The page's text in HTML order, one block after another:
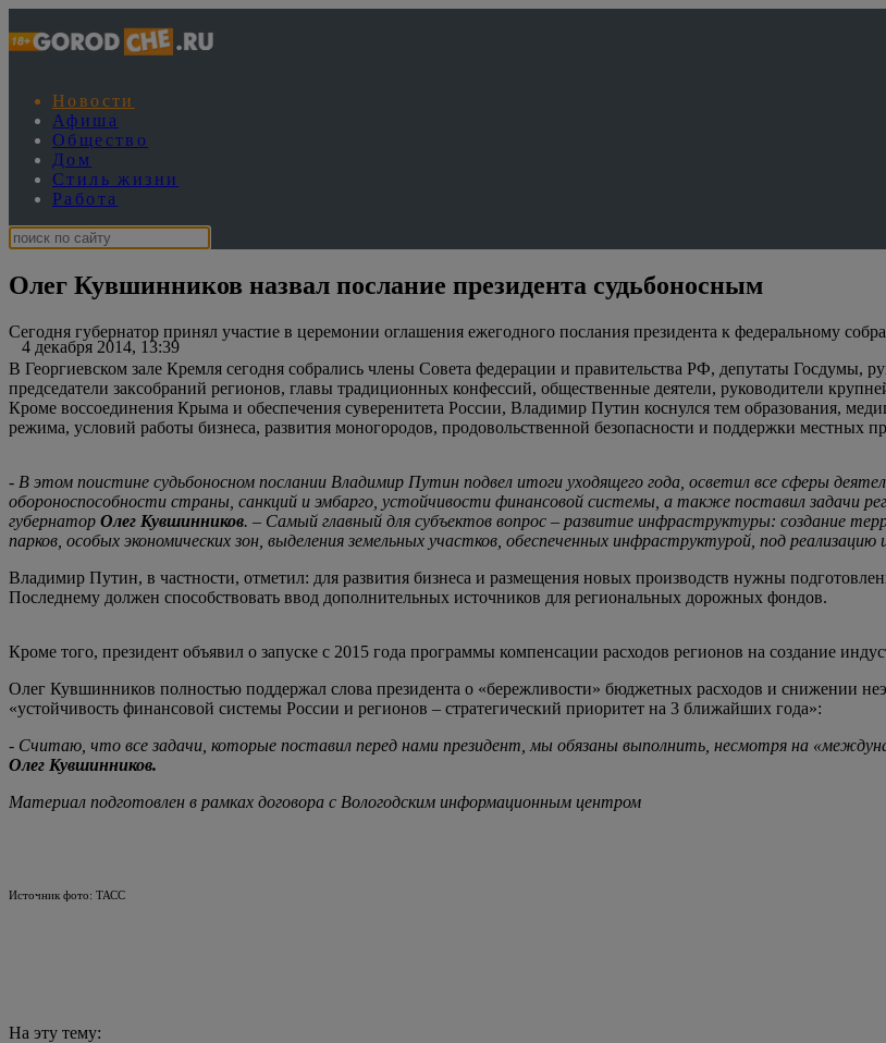
Новости
Афиша
Общество
Дом
Стиль жизни
Работа
Олег Кувшинников назвал послание президента судьбоносным
4 декабря 2014, 13:39
Сегодня губернатор принял участие в церемонии оглашения ежегодного послания президента к федеральному
В Георгиевском зале Кремля сегодня собрались члены Совета федерации и правительства РФ, депутаты Госдумы,
председатели заксобраний регионов, главы традиционных конфессий, общественные деятели, руководители
Кроме воссоединения Крыма и обеспечения суверенитета России, Владимир Путин коснулся тем образования,
режима, условий работы бизнеса, развития моногородов, продовольственной безопасности и поддержки местных
- В этом поистине судьбоносном послании Владимир Путин подвел итоги уходящего года, осветил все сферы
обороноспособности страны, санкций и эмбарго, устойчивости финансовой системы, а также поставил задачи
губернатор Олег Кувшинников. – Самый главный для субъектов вопрос – развитие инфраструктуры: создание
парков, особых экономических зон, выделения земельных участков, обеспеченных инфраструктурой, под
Владимир Путин, в частности, отметил: для развития бизнеса и размещения новых производств нужны
Последнему должен способствовать ввод дополнительных источников для региональных дорожных фондов.
Кроме того, президент объявил о запуске с 2015 года программы компенсации расходов регионов на создание
Олег Кувшинников полностью поддержал слова президента о «бережливости» бюджетных расходов и снижении
«устойчивость финансовой системы России и регионов – стратегический приоритет на 3 ближайших года»:
- Считаю, что все задачи, которые поставил перед нами президент, мы обязаны выполнить, несмотря на
Олег Кувшинников.
Материал подготовлен в рамках договора с Вологодским информационным центром
Источник фото: ТАСС
На эту тему: